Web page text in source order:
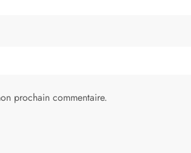
prochain commentaire.